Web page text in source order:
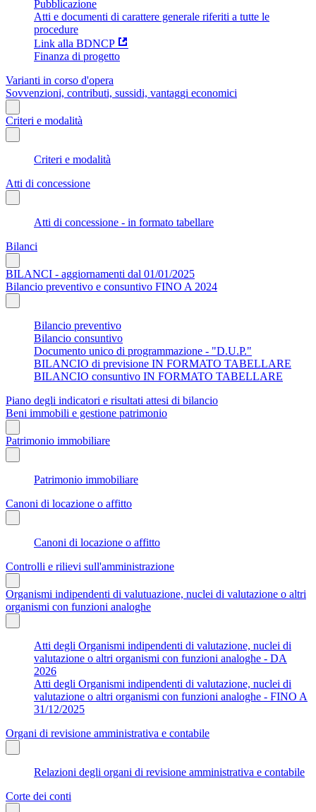
Pubblicazione
Atti e documenti di carattere generale riferiti a tutte le
procedure
Link alla BDNCP
Finanza di progetto
Varianti in corso d'opera
Sovvenzioni, contributi, sussidi, vantaggi economici
Criteri e modalità
Criteri e modalità
Atti di concessione
Atti di concessione - in formato tabellare
Bilanci
BILANCI - aggiornamenti dal 01/01/2025
Bilancio preventivo e consuntivo FINO A 2024
Bilancio preventivo
Bilancio consuntivo
Documento unico di programmazione - "D.U.P."
BILANCIO di previsione IN FORMATO TABELLARE
BILANCIO consuntivo IN FORMATO TABELLARE
Piano degli indicatori e risultati attesi di bilancio
Beni immobili e gestione patrimonio
Patrimonio immobiliare
Patrimonio immobiliare
Canoni di locazione o affitto
Canoni di locazione o affitto
Controlli e rilievi sull'amministrazione
Organismi indipendenti di valutuazione, nuclei di valutazione o altri
organismi con funzioni analoghe
Atti degli Organismi indipendenti di valutazione, nuclei di
valutazione o altri organismi con funzioni analoghe - DA
2026
Atti degli Organismi indipendenti di valutazione, nuclei di
valutazione o altri organismi con funzioni analoghe - FINO A
31/12/2025
Organi di revisione amministrativa e contabile
Relazioni degli organi di revisione amministrativa e contabile
Corte dei conti